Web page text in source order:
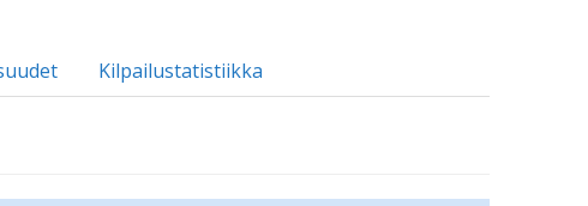
Kilpailustatistiikka